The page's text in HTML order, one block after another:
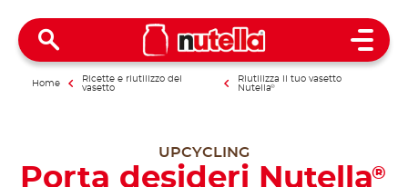
Open
Home
Ricette e riutilizzo del
vasetto
Riutilizza il tuo vasetto
Nutella®
UPCYCLING
Porta desideri Nutella®